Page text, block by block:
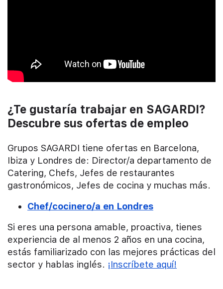
¿Te gustaría trabajar en SAGARDI?
Descubre sus ofertas de empleo
Grupos SAGARDI tiene ofertas en Barcelona,
Ibiza y Londres de: Director/a departamento de
Catering, Chefs, Jefes de restaurantes
gastronómicos, Jefes de cocina y muchas más.
Chef/cocinero/a en Londres
Si eres una persona amable, proactiva, tienes
experiencia de al menos 2 años en una cocina,
estás familiarizado con las mejores prácticas del
sector y hablas inglés. ¡Inscríbete aquí!